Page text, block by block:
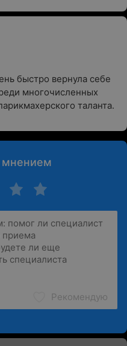
быстро вернула себе
многочисленных
таланта.
мнением
Рекомендую